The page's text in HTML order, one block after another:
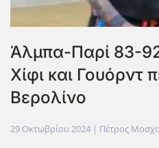
Άλμπα-Παρί 83-
Χίφι και Γουόρντ
Βερολίνο
29 Οκτωβρίου 2024 | Πέτρος